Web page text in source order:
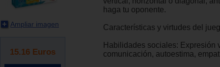
Ampliar imagen
15.16 Euros
haga tu oponente.
Características y virtudes del
Habilidades sociales: Expresión
comunicación, autoestima,